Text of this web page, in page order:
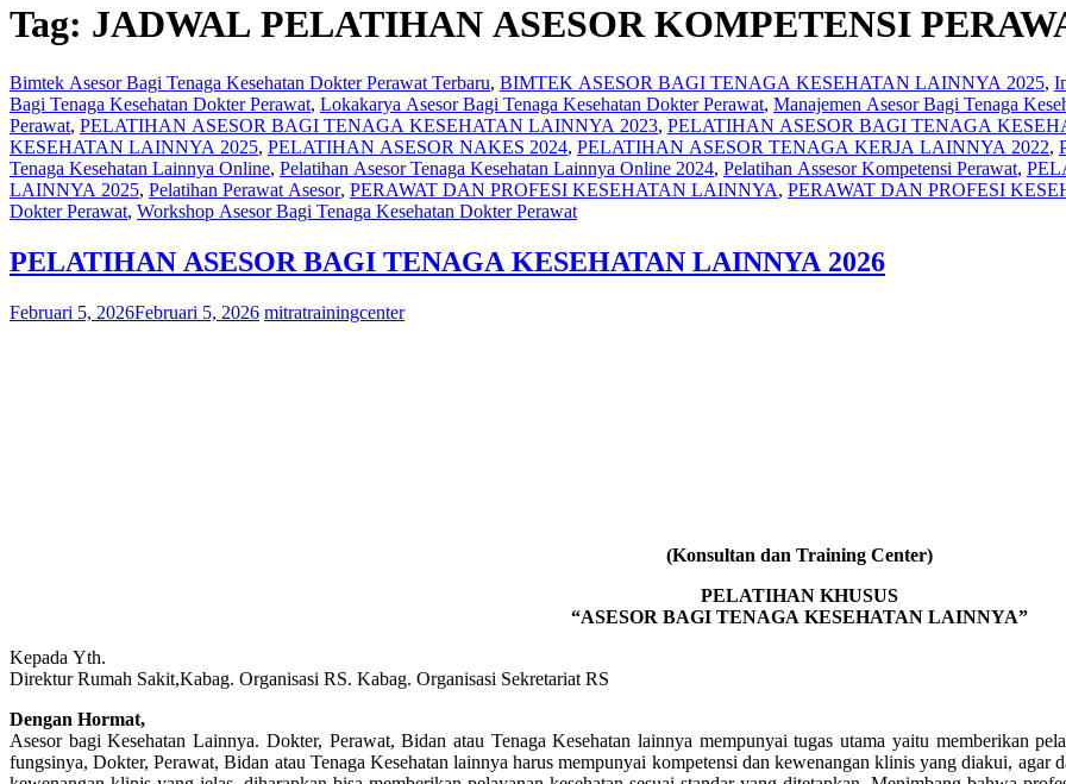
Tag: JADWAL PELATIHAN ASESOR KOMPETENSI
Bimtek Asesor Bagi Tenaga Kesehatan Dokter Perawat Terbaru, BIMTEK ASESOR BAGI TENAGA KESEHATAN LAINNYA 2025,
Bagi Tenaga Kesehatan Dokter Perawat, Lokakarya Asesor Bagi Tenaga Kesehatan Dokter Perawat, Manajemen Asesor Bagi Tenaga
Perawat, PELATIHAN ASESOR BAGI TENAGA KESEHATAN LAINNYA 2023, PELATIHAN ASESOR BAGI TENAGA
KESEHATAN LAINNYA 2025, PELATIHAN ASESOR NAKES 2024, PELATIHAN ASESOR TENAGA KERJA LAINNYA 2022,
Tenaga Kesehatan Lainnya Online, Pelatihan Asesor Tenaga Kesehatan Lainnya Online 2024, Pelatihan Assesor Kompetensi Perawat,
LAINNYA 2025, Pelatihan Perawat Asesor, PERAWAT DAN PROFESI KESEHATAN LAINNYA, PERAWAT DAN PROFESI
Dokter Perawat, Workshop Asesor Bagi Tenaga Kesehatan Dokter Perawat
PELATIHAN ASESOR BAGI TENAGA KESEHATAN LAINNYA 2026
Februari 5, 2026Februari 5, 2026 mitratrainingcenter
(Konsultan dan Training Center)
PELATIHAN KHUSUS
“ASESOR BAGI TENAGA KESEHATAN LAINNYA”
Kepada Yth.
Direktur Rumah Sakit,Kabag. Organisasi RS. Kabag. Organisasi Sekretariat RS
Dengan Hormat,
Asesor bagi Kesehatan Lainnya. Dokter, Perawat, Bidan atau Tenaga Kesehatan lainnya mempunyai tugas utama yaitu memberikan
fungsinya, Dokter, Perawat, Bidan atau Tenaga Kesehatan lainnya harus mempunyai kompetensi dan kewenangan klinis yang diakui, agar